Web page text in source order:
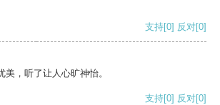
支持[0] 反对[0]
，听了让人心旷神怡。
支持[0] 反对[0]